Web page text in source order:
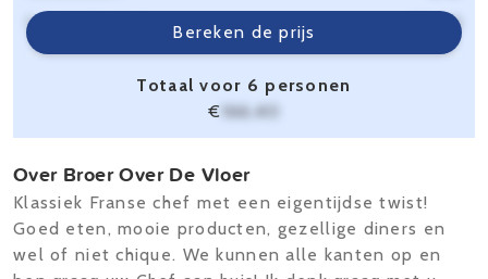
Bereken de prijs
Servicekosten
€6,40
Totaal voor 6 personen
€ 166,40
Over Broer Over De Vloer
Klassiek Franse chef met een eigentijdse twist!
Goed eten, mooie producten, gezellige diners en
wel of niet chique. We kunnen alle kanten op en